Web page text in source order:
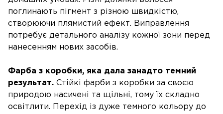
поглинають пігмент з різною швидкістю,
створюючи плямистий ефект. Виправлення
потребує детального аналізу кожної зони перед
нанесенням нових засобів.
Фарба з коробки, яка дала занадто темний
результат. Стійкі фарби з коробки за своєю
природою насичені та щільні, тому їх складно
освітлити. Перехід із дуже темного кольору до